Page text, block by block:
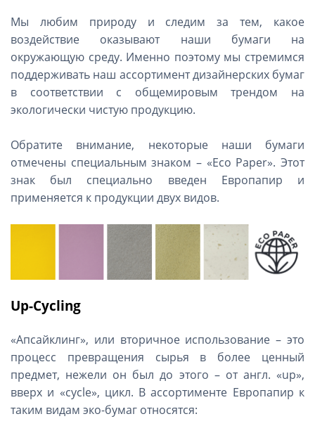
Мы любим природу и следим за тем, какое
воздействие оказывают наши бумаги на
окружающую среду. Именно поэтому мы стремимся
поддерживать наш ассортимент дизайнерских бумаг
в соответствии с общемировым трендом на
экологически чистую продукцию.
Обратите внимание, некоторые наши бумаги
отмечены специальным знаком – «Eco Paper». Этот
знак был специально введен Европапир и
применяется к продукции двух видов.
Up-Cycling
«Апсайклинг», или вторичное использование – это
процесс превращения сырья в более ценный
предмет, нежели он был до этого – от англ. «up»,
вверх и «cycle», цикл. В ассортименте Европапир к
таким видам эко-бумаг относятся: